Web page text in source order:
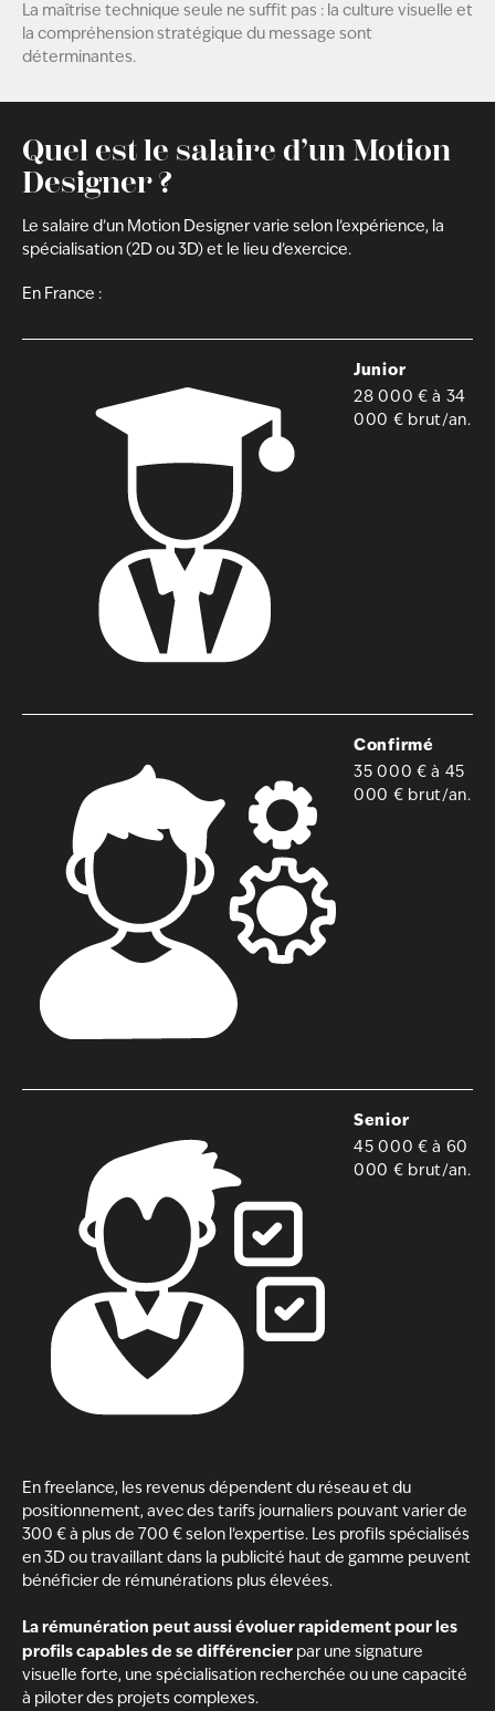
La maîtrise technique seule ne suffit pas : la culture visuelle et
la compréhension stratégique du message sont
déterminantes.
Quel est le salaire d’un Motion
Designer ?
Le salaire d’un Motion Designer varie selon l’expérience, la
spécialisation (2D ou 3D) et le lieu d’exercice.
En France :
Junior
28 000 € à 34
000 € brut/an.
Confirmé
35 000 € à 45
000 € brut/an.
Senior
45 000 € à 60
000 € brut/an.
En freelance, les revenus dépendent du réseau et du
positionnement, avec des tarifs journaliers pouvant varier de
300 € à plus de 700 € selon l’expertise. Les profils spécialisés
en 3D ou travaillant dans la publicité haut de gamme peuvent
bénéficier de rémunérations plus élevées.
La rémunération peut aussi évoluer rapidement pour les
profils capables de se différencier par une signature
visuelle forte, une spécialisation recherchée ou une capacité
à piloter des projets complexes.